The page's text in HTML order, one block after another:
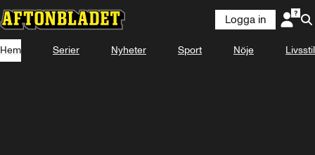
Logga in
Hem Serier Nyheter Sport Nöje Livsstil